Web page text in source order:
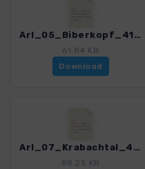
Arl_05_Biberkopf_4121_5.gpx
61.84 KB
Download
Arl_07_Krabachtal_4121_5.gpx
88.25 KB